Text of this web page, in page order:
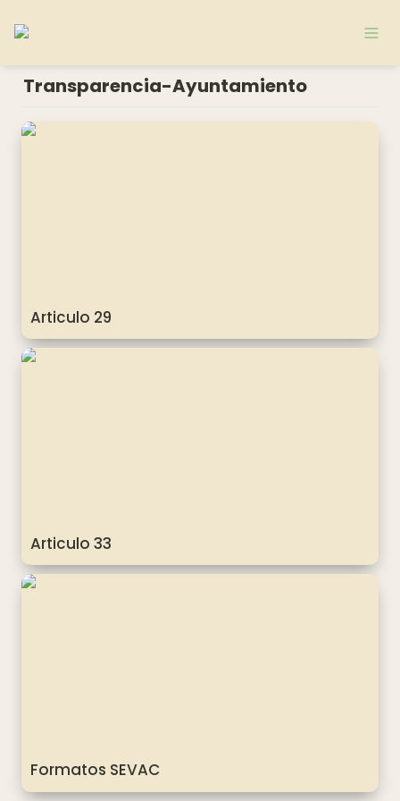
Transparencia-Ayuntamiento
Articulo 29
Articulo 29
Articulo 33
Articulo 33
Formatos SEVAC
Formatos SEVAC